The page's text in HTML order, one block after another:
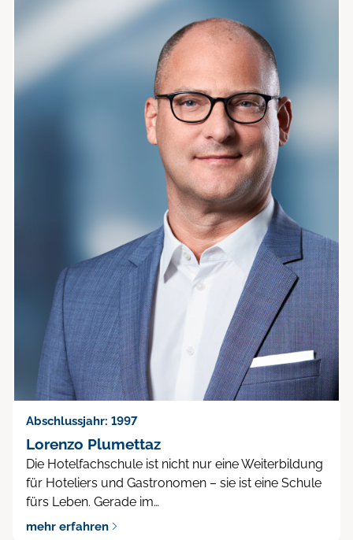
Abschlussjahr: 1997
Lorenzo Plumettaz
Die Hotelfachschule ist nicht nur eine Weiterbildung
für Hoteliers und Gastronomen – sie ist eine Schule
fürs Leben. Gerade im…
mehr erfahren